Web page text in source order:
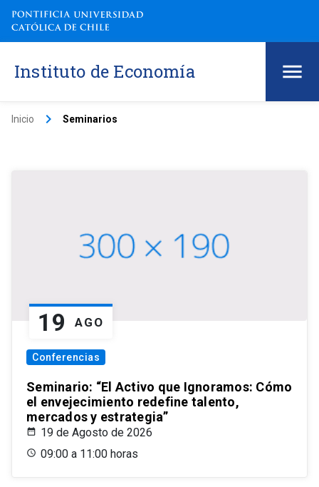
Instituto de Economía
Inicio keyboard_arrow_right Seminarios
19 AGO
Conferencias
Seminario: “El Activo que Ignoramos: Cómo
el envejecimiento redefine talento,
mercados y estrategia”
19 de Agosto de 2026
09:00 a 11:00 horas